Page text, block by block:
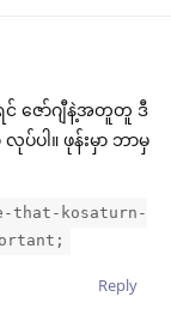
င် ဇော်ဂျီနဲ့အတူတူ ဒီ
ပါ။ ဖုန်းမှာ ဘာမှ
that-kosaturn-
Reply